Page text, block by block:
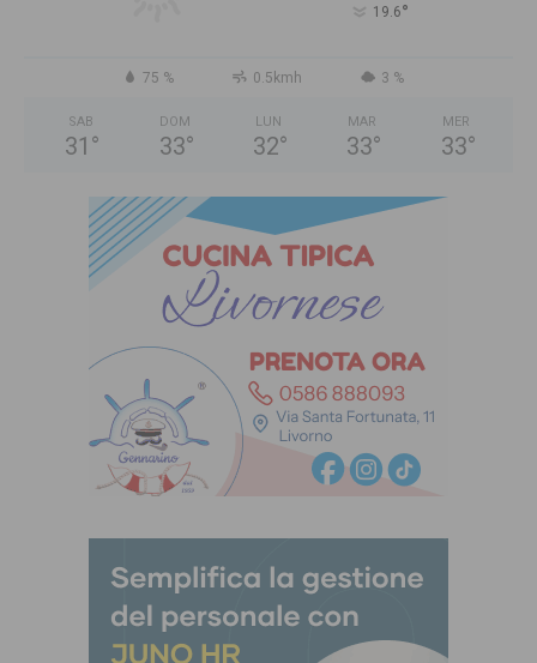
19.6°
75 % 0.5kmh 3 %
SAB
31 °
DOM
33°
LUN
32°
MAR
33°
MER
33°